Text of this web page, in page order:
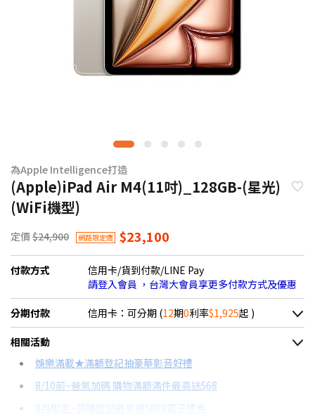
為Apple Intelligence打造
(Apple)iPad Air M4(11吋)_128GB-(星光)
(WiFi機型)
定價 $24,900 網路限定價 $23,100
付款方式
信用卡/貨到付款/LINE Pay
請登入會員 ，台灣大會員享更多付款方式及優惠
分期付款 信用卡：可分期 (12期0利率$1,925起 )
＊實際可分期數、適用利率，請以購物車顯示為主
信用卡分期
分期數 每期金額 配合銀行/業者
相關活動
娛樂滿載★滿額登記抽豪華影音好禮
8/10前~爸氣加碼 購物滿額滿件最高送$68
8月限定~首購登記最高領$888電子禮券